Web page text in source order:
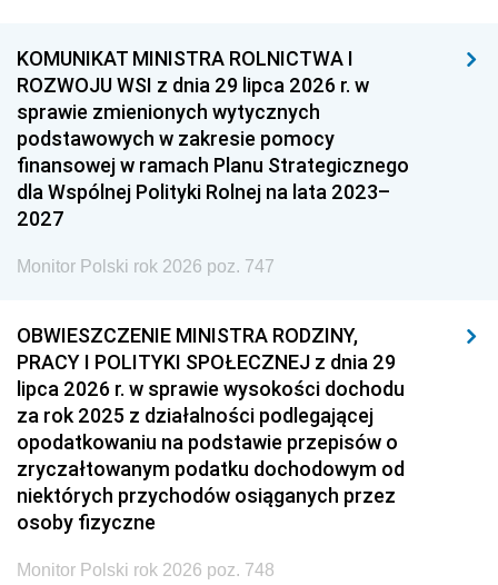
KOMUNIKAT MINISTRA ROLNICTWA I
ROZWOJU WSI z dnia 29 lipca 2026 r. w
sprawie zmienionych wytycznych
podstawowych w zakresie pomocy
finansowej w ramach Planu Strategicznego
dla Wspólnej Polityki Rolnej na lata 2023–
2027
Monitor Polski rok 2026 poz. 747
OBWIESZCZENIE MINISTRA RODZINY,
PRACY I POLITYKI SPOŁECZNEJ z dnia 29
lipca 2026 r. w sprawie wysokości dochodu
za rok 2025 z działalności podlegającej
opodatkowaniu na podstawie przepisów o
zryczałtowanym podatku dochodowym od
niektórych przychodów osiąganych przez
osoby fizyczne
Monitor Polski rok 2026 poz. 748